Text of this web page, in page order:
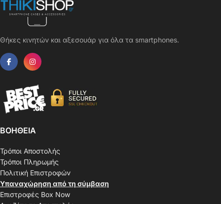
Θήκες κινητών και αξεσουάρ για όλα τα smartphones.
ΒΟΗΘΕΙΑ
Τρόποι Αποστολής
Τρόποι Πληρωμής
Πολιτική Επιστροφών
Υπαναχώρηση από τη σύμβαση
Επιστροφές Box Now